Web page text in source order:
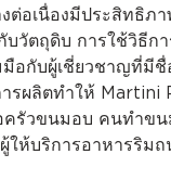
ต่อเนื่องมีประสิทธิภ
บวัตถุดิบ การใช้วิธีก
อกับผู้เชี่ยวชาญที่มีชื่
รผลิตทำให้ Martini
รัวขนมอบ คนทำขน
ผู้ให้บริการอาหารริ